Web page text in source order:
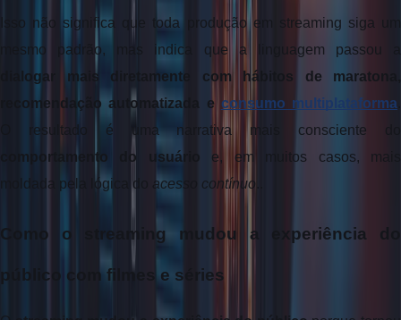
Isso não significa que toda produção em streaming siga um
dialogar mais diretamente com hábitos de maratona,
recomendação automatizada e consumo multiplataforma
comportamento do usuário e, em muitos casos, mais
moldada pela lógica do
acesso contínuo
Como o streaming mudou a experiência do
público com filmes e séries